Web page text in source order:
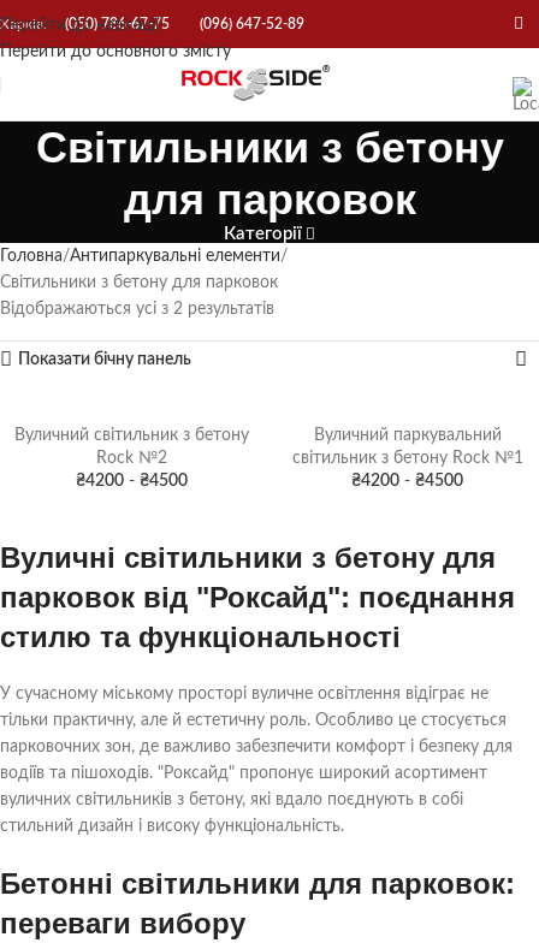
Перейти до навігації
Перейти до основного змісту
Харків: (050) 786-67-75 (096) 647-52-89
Світильники з бетону
для парковок
Категорії
Головна Антипаркувальні елементи
Світильники з бетону для парковок
Відображаються усі з 2 результатів
Показати бічну панель
Вуличний світильник з бетону
Rock №2
₴4200 - ₴4500
Вуличний паркувальний
світильник з бетону Rock №1
₴4200 - ₴4500
Вуличні світильники з бетону для
парковок від "Роксайд": поєднання
стилю та функціональності
У сучасному міському просторі вуличне освітлення відіграє не
тільки практичну, але й естетичну роль. Особливо це стосується
парковочних зон, де важливо забезпечити комфорт і безпеку для
водіїв та пішоходів. "Роксайд" пропонує широкий асортимент
вуличних світильників з бетону, які вдало поєднують в собі
стильний дизайн і високу функціональність.
Бетонні світильники для парковок:
переваги вибору